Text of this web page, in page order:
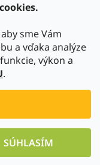
sme Vám
a vďaka analýze
výkon a
.
SÚHLASÍM
práva vyhradené.